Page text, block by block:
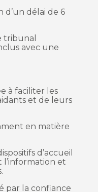
d’un délai de 6
tribunal
avec une
à faciliter les
et de leurs
en matière
d’accueil
et
par la confiance